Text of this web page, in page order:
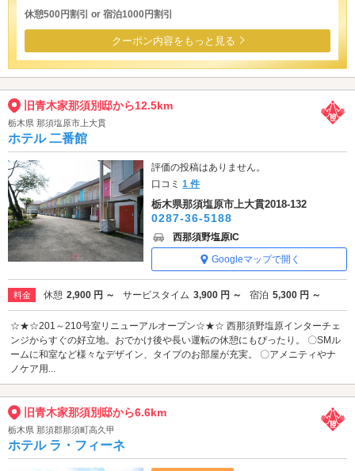
休憩500円割引 or 宿泊1000円割引
クーポン内容をもっと見る
旧青木家那須別邸から12.5km
栃木県 那須塩原市上大貫
ホテル 二番館
評価の投稿はありません。
口コミ1 件
栃木県那須塩原市上大貫2018-132
0287-36-5188
西那須野塩原IC
Googleマップで開く
料金 休憩 2,900 円 ～ サービスタイム 3,900 円 ～ 宿泊 5,300 円 ～
☆★☆201～210号室リニューアルオープン☆★☆ 西那須野塩原インターチェ
ンジからすぐの好立地。おでかけ後や長い運転の休憩にもぴったり。 〇SMル
ームに和室など様々なデザイン、タイプのお部屋が充実。 〇アメニティやナ
ノケア用...
旧青木家那須別邸から6.6km
栃木県 那須郡那須町高久甲
ホテル ラ・フィーネ